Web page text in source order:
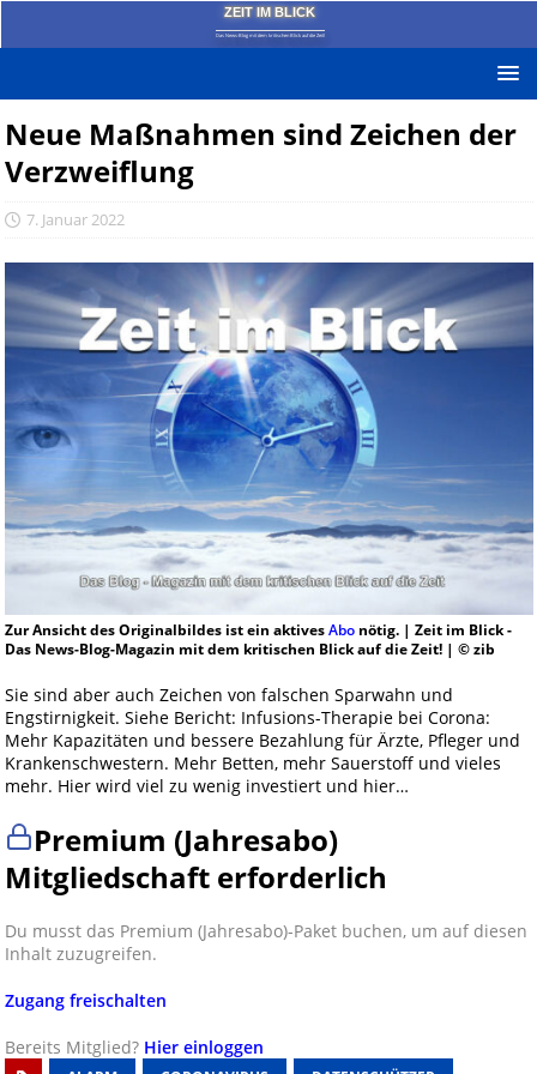
ZEIT IM BLICK
Das News-Blog mit dem kritischen Blick auf die Zeit!
Neue Maßnahmen sind Zeichen der
Verzweiflung
7. Januar 2022
Zur Ansicht des Originalbildes ist ein aktivesAbonötig. | Zeit im Blick -
Das News-Blog-Magazin mit dem kritischen Blick auf die Zeit! | © zib
Sie sind aber auch Zeichen von falschen Sparwahn und
Engstirnigkeit. Siehe Bericht: Infusions-Therapie bei Corona:
Mehr Kapazitäten und bessere Bezahlung für Ärzte, Pfleger und
Krankenschwestern. Mehr Betten, mehr Sauerstoff und vieles
mehr. Hier wird viel zu wenig investiert und hier…
Premium (Jahresabo)
Mitgliedschaft erforderlich
Du musst das Premium (Jahresabo)-Paket buchen, um auf diesen
Inhalt zuzugreifen.
Zugang freischalten
Bereits Mitglied? Hier einloggen